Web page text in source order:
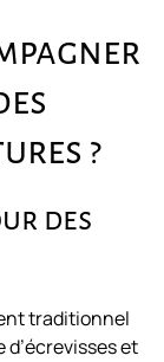
?
des
traditionnel
et